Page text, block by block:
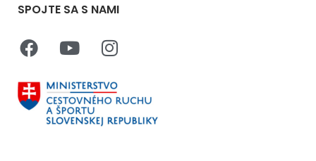
SPOJTE SA S NAMI